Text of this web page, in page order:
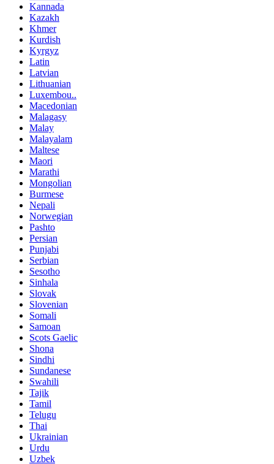
Kannada
Kazakh
Khmer
Kurdish
Kyrgyz
Latin
Latvian
Lithuanian
Luxembou..
Macedonian
Malagasy
Malay
Malayalam
Maltese
Maori
Marathi
Mongolian
Burmese
Nepali
Norwegian
Pashto
Persian
Punjabi
Serbian
Sesotho
Sinhala
Slovak
Slovenian
Somali
Samoan
Scots Gaelic
Shona
Sindhi
Sundanese
Swahili
Tajik
Tamil
Telugu
Thai
Ukrainian
Urdu
Uzbek